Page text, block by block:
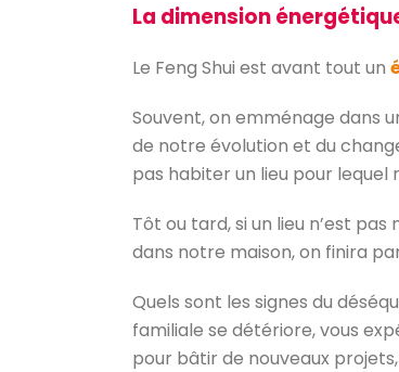
La dimension
Le Feng Shui est avant tout un
Souvent, on emménage dans
de notre évolution et du
pas habiter un lieu pour
Tôt ou tard, si un lieu n’est
dans notre maison, on finira
Quels sont les signes du
familiale se détériore, vous
pour bâtir de nouveaux